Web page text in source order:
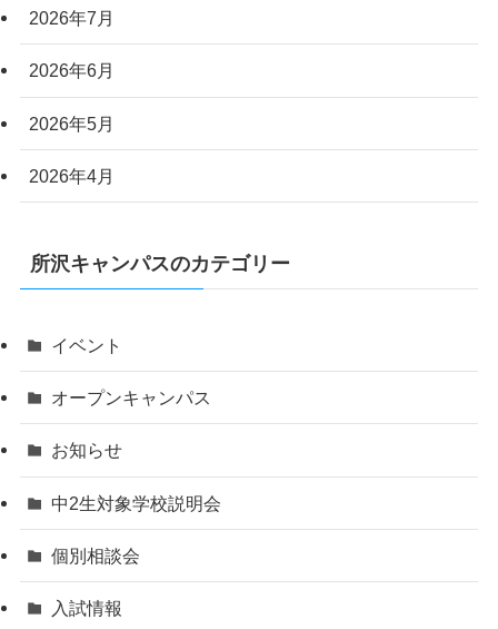
2026年7月
2026年6月
2026年5月
2026年4月
所沢キャンパスのカテゴリー
イベント
オープンキャンパス
お知らせ
中2生対象学校説明会
個別相談会
入試情報